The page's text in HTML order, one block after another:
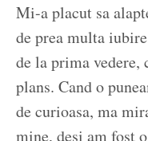
Mi-a placut sa
de prea multa
de la prima vedere,
plans. Cand o
de curioasa, ma
mine, desi am fost